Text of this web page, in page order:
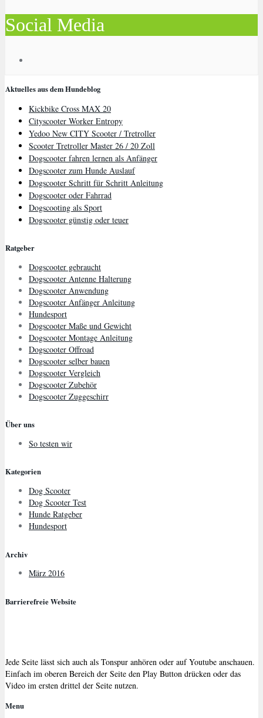
Social Media
Aktuelles aus dem Hundeblog
Kickbike Cross MAX 20
Cityscooter Worker Entropy
Yedoo New CITY Scooter / Tretroller
Scooter Tretroller Master 26 / 20 Zoll
Dogscooter fahren lernen als Anfänger
Dogscooter zum Hunde Auslauf
Dogscooter Schritt für Schritt Anleitung
Dogscooter oder Fahrrad
Dogscooting als Sport
Dogscooter günstig oder teuer
Ratgeber
Dogscooter gebraucht
Dogscooter Antenne Halterung
Dogscooter Anwendung
Dogscooter Anfänger Anleitung
Hundesport
Dogscooter Maße und Gewicht
Dogscooter Montage Anleitung
Dogscooter Offroad
Dogscooter selber bauen
Dogscooter Vergleich
Dogscooter Zubehör
Dogscooter Zuggeschirr
Über uns
So testen wir
Kategorien
Dog Scooter
Dog Scooter Test
Hunde Ratgeber
Hundesport
Archiv
März 2016
Barrierefreie Website
Jede Seite lässt sich auch als Tonspur anhören oder auf Youtube anschauen.
Einfach im oberen Bereich der Seite den Play Button drücken oder das
Video im ersten drittel der Seite nutzen.
Menu